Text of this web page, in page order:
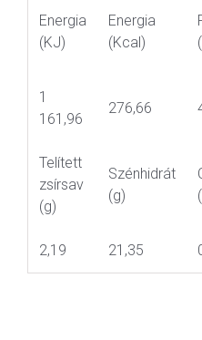
Energia
(KJ)
Energia
(Kcal)
1
161,96
276,66
Telített
zsírsav
(g)
Szénhidrát
(g)
2,19 21,35